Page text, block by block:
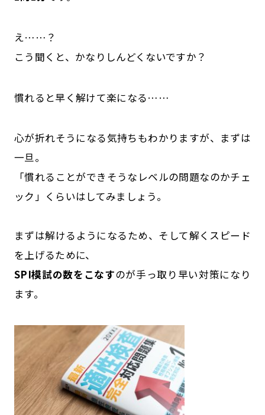
え……？
こう聞くと、かなりしんどくないですか？
慣れると早く解けて楽になる……
心が折れそうになる気持ちもわかりますが、まずは
一旦。
「慣れることができそうなレベルの問題なのかチェ
ック」くらいはしてみましょう。
まずは解けるようになるため、そして解くスピード
を上げるために、
SPI模試の数をこなすのが手っ取り早い対策になり
ます。